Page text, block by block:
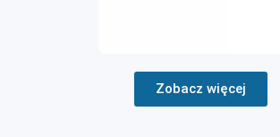
Zobacz więcej